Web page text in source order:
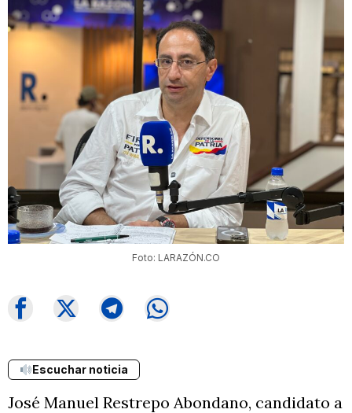
Foto: LARAZÓN.CO
Escuchar noticia
José Manuel Restrepo Abondano, candidato a